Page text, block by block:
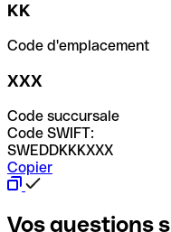
KK
Code d'emplacement
XXX
Code succursale
Code SWIFT:
SWEDDKKKXXX
Copier
Vos questions